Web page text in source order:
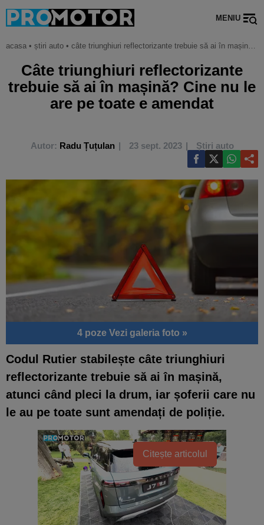
MENIU
acasa • știri auto • câte triunghiuri reflectorizante trebuie să ai în mașină? cine nu le are pe toate e amendat
Câte triunghiuri reflectorizante
trebuie să ai în mașină? Cine nu le
are pe toate e amendat
Autor: Radu Țuțulan 23 sept. 2023 Știri auto
4 poze Vezi galeria foto »
Codul Rutier stabilește câte triunghiuri
reflectorizante trebuie să ai în mașină,
atunci când pleci la drum, iar șoferii care nu
le au pe toate sunt amendați de poliție.
Citește articolul